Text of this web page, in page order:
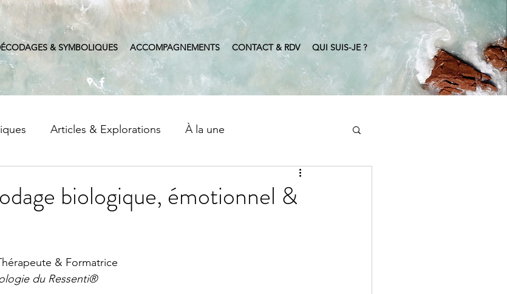
& SYMBOLIQUES ACCOMPAGNEMENTS CONTACT & RDV QUI SUIS-JE ?
Articles & Explorations À la une
& Sens
biologique, émotionnel &
& Formatrice
du Ressenti®